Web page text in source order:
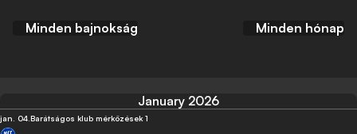
Minden bajnokság Minden hónap
January 2026
jan. 04. Barátságos klub mérközések 1